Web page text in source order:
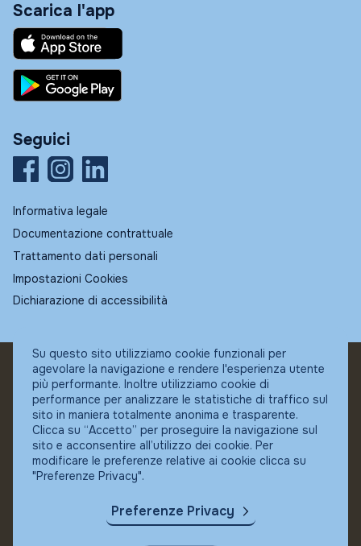
Scarica l'app
Seguici
Informativa legale
Documentazione contrattuale
Trattamento dati personali
Impostazioni Cookies
Dichiarazione di accessibilità
© Fundstore
Collocatore autorizzato:
Banca Ifigest SpA
P.Iva: 04337180485
Su questo sito utilizziamo cookie funzionali per
agevolare la navigazione e rendere l'esperienza utente
più performante. Inoltre utilizziamo cookie di
performance per analizzare le statistiche di traffico sul
sito in maniera totalmente anonima e trasparente.
Clicca su “Accetto” per proseguire la navigazione sul
sito e acconsentire all’utilizzo dei cookie. Per
modificare le preferenze relative ai cookie clicca su
"Preferenze Privacy".
Preferenze Privacy